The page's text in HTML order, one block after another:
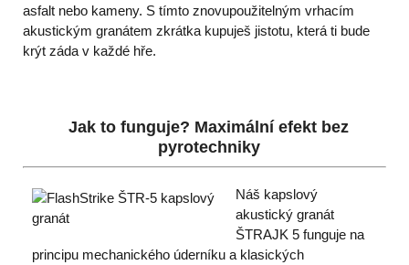
asfalt nebo kameny. S tímto znovupoužitelným vrhacím
akustickým granátem zkrátka kupuješ jistotu, která ti bude
krýt záda v každé hře.
Jak to funguje? Maximální efekt bez
pyrotechniky
Náš kapslový
akustický granát
ŠTRAJK 5 funguje na
principu mechanického úderníku a klasických